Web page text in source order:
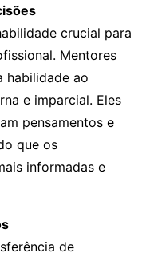
crucial para
Mentores
habilidade ao
e imparcial. Eles
pensamentos e
que os
informadas e
de